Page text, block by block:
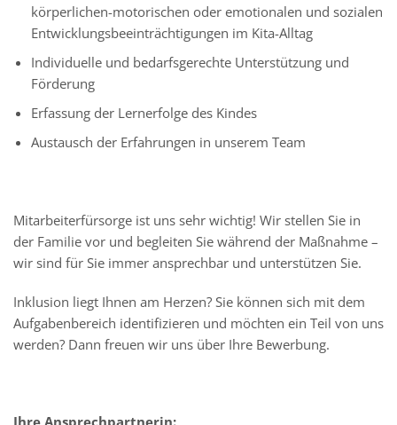
körperlichen-motorischen oder emotionalen und sozialen
Entwicklungsbeeinträchtigungen im Kita-Alltag
Individuelle und bedarfsgerechte Unterstützung und
Förderung
Erfassung der Lernerfolge des Kindes
Austausch der Erfahrungen in unserem Team
Mitarbeiterfürsorge ist uns sehr wichtig! Wir stellen Sie in
der Familie vor und begleiten Sie während der Maßnahme –
wir sind für Sie immer ansprechbar und unterstützen Sie.
Inklusion liegt Ihnen am Herzen? Sie können sich mit dem
Aufgabenbereich identifizieren und möchten ein Teil von uns
werden? Dann freuen wir uns über Ihre Bewerbung.